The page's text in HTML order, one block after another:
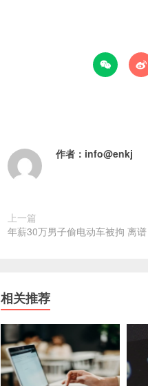
 
作者： info@enkj
上一篇
年薪30万男子偷电动车被拘 离谱
相关推荐